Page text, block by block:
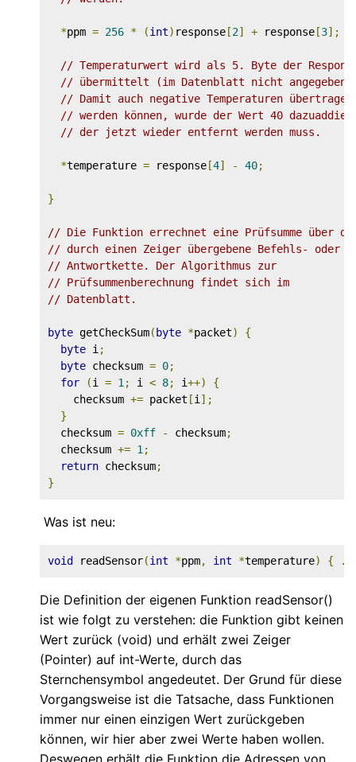
*ppm = 256 * (int) response [2] + response [3];
// Temperaturwert wird als 5. Byte der
// übermittelt (im Datenblatt nicht
// Damit auch negative Temperaturen
// werden können, wurde der Wert 40
// der jetzt wieder entfernt werden muss.
*temperature = response [4] - 40;
}
// Die Funktion errechnet eine Prüfsumme über
// durch einen Zeiger übergebene Befehls- oder
// Antwortkette. Der Algorithmus zur
// Prüfsummenberechnung findet sich im
// Datenblatt.
byte getCheckSum( byte *packet)
{
byte i;
byte checksum = 0;
for
(i = 1; i < 8; i++)
{
checksum += packet [i];
}
checksum = 0xff - checksum;
checksum += 1;
return checksum;
}
Was ist neu:
void readSensor(int *ppm, int *temperature) {
Die Definition der eigenen Funktion readSensor()
ist wie folgt zu verstehen: die Funktion gibt keinen
Wert zurück (void) und erhält zwei Zeiger
(Pointer) auf int-Werte, durch das
Sternchensymbol angedeutet. Der Grund für diese
Vorgangsweise ist die Tatsache, dass Funktionen
immer nur einen einzigen Wert zurückgeben
können, wir hier aber zwei Werte haben wollen.